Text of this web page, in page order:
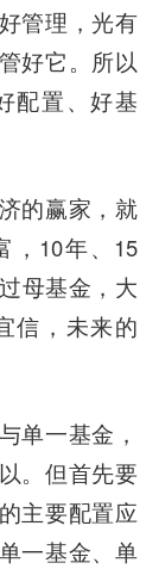
管理，光有
好它。所以
配置、好基
的赢家，就
，10年、15
母基金，大
信，未来的
一基金，
。但首先要
主要配置应
一基金、单